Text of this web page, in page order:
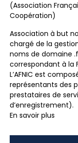
(Association
Coopération)
Association à but
chargé de la
noms de domaine
correspondant à la
L’AFNIC est
représentants des
prestataires de
d’enregistrement).
En savoir plus